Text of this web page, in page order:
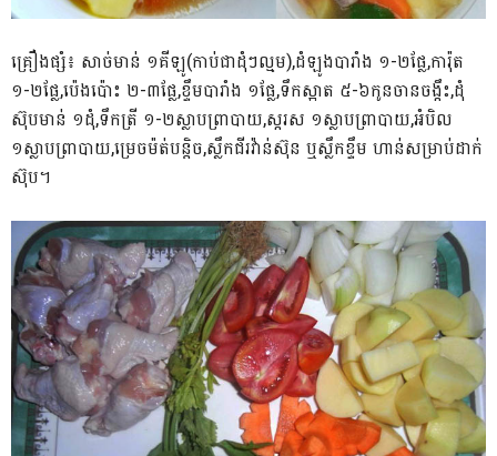
គ្រឿងផ្សំ៖ សាច់មាន់ ១គីឡូ(កាប់ជាដុំៗល្មម),ដំឡូងបារាំង ១-២ផ្លែ,ការ៉ុត
១-២ផ្លែ,ប៉េងប៉ោះ ២-៣ផ្លែ,ខ្ទឹមបារាំង ១ផ្លែ,ទឹកស្អាត ៥-៦កូនចានចង្កឹះ,ដុំ
ស៊ុបមាន់ ១ដុំ,ទឹកត្រី ១-២ស្លាបព្រាបាយ,ស្ករស ១ស្លាបព្រាបាយ,អំបិល
១ស្លាបព្រាបាយ,ម្រេចម៉ត់បន្តិច,ស្លឹកជីរវ៉ាន់ស៊ុន ឬស្លឹកខ្ទឹម ហាន់សម្រាប់ដាក់
ស៊ុប។